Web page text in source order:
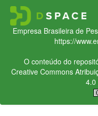
Empresa Brasileira de
https://
O conteúdo do
Creative Commons
4.0